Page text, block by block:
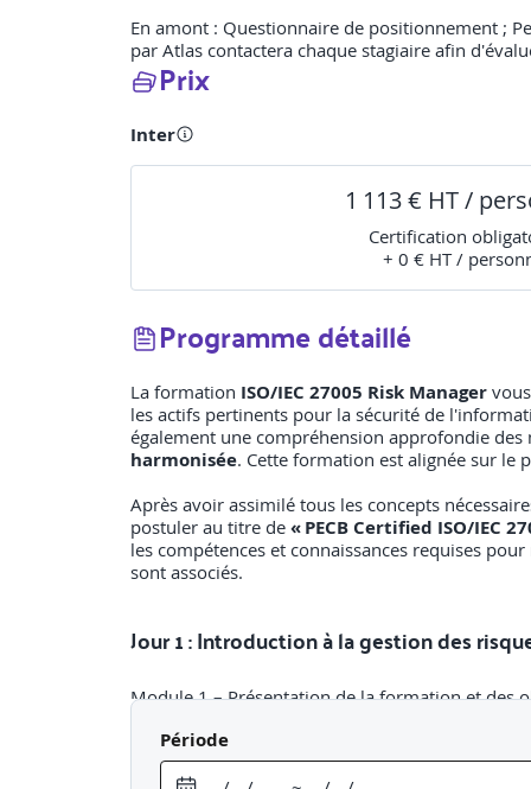
En amont : Questionnaire de positionnement ;
par Atlas contactera chaque stagiaire afin
Prix
Inter
1 113 € HT /
Certification
+ 0 € HT /
Programme détaillé
La formation ISO/IEC 27005 Risk Manager
les actifs pertinents pour la sécurité de
également une compréhension approfondie
harmonisée. Cette formation est alignée sur le
Après avoir assimilé tous les concepts
postuler au titre de « PECB Certified ISO/IEC
les compétences et connaissances requises
sont associés.
Jour 1 : Introduction à la gestion des
Module 1 – Présentation de la formation et des
Tour de table, attentes des participants,
Période